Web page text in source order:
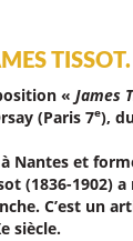
« James
(Paris 7e),
Nantes et
(1836-1902)
C’est un
siècle.